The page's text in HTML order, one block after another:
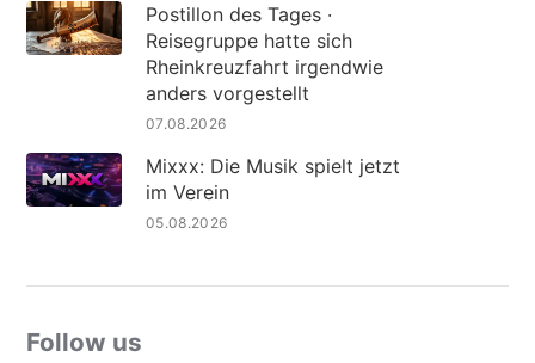
Postillon des Tages ·
Reisegruppe hatte sich
Rheinkreuzfahrt irgendwie
anders vorgestellt
07.08.2026
Mixxx: Die Musik spielt jetzt
im Verein
05.08.2026
Follow us